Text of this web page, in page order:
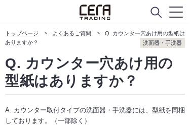
トップページ よくあるご質問
Q. カウンター穴あけ用の型紙は
ありますか？
洗面器・手洗器
Q. カウンター穴あけ用の
型紙はありますか？
A. カウンター取付タイプの洗面器・手洗器には、型紙を同梱
しております。（一部除く）